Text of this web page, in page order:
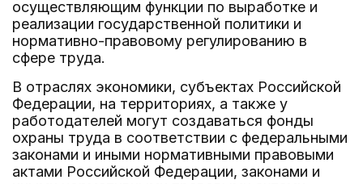
осуществляющим функции по выработке и
реализации государственной политики и
нормативно-правовому регулированию в
сфере труда.
В отраслях экономики, субъектах Российской
Федерации, на территориях, а также у
работодателей могут создаваться фонды
охраны труда в соответствии с федеральными
законами и иными нормативными правовыми
актами Российской Федерации, законами и